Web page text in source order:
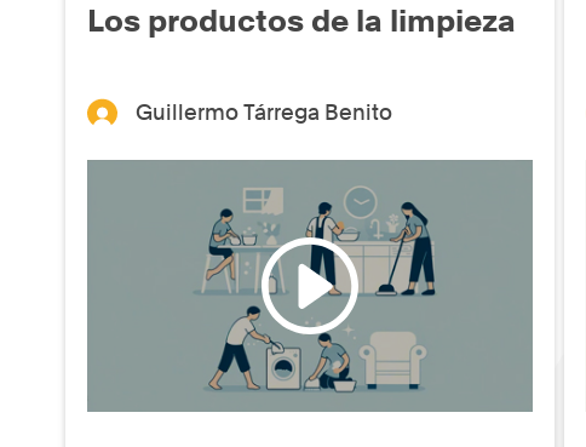
Los productos de la limpieza
Guillermo Tárrega Benito